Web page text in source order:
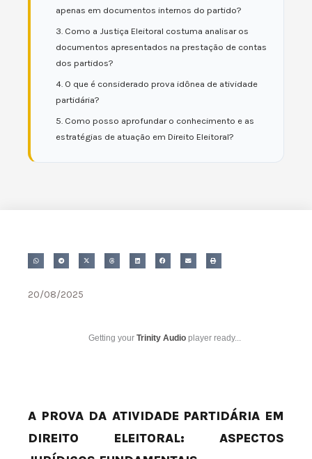
apenas em documentos internos do partido?
3. Como a Justiça Eleitoral costuma analisar os
documentos apresentados na prestação de contas
dos partidos?
4. O que é considerado prova idônea de atividade
partidária?
5. Como posso aprofundar o conhecimento e as
estratégias de atuação em Direito Eleitoral?
20/08/2025
Getting your Trinity Audio player ready...
A PROVA DA ATIVIDADE PARTIDÁRIA EM
DIREITO ELEITORAL: ASPECTOS